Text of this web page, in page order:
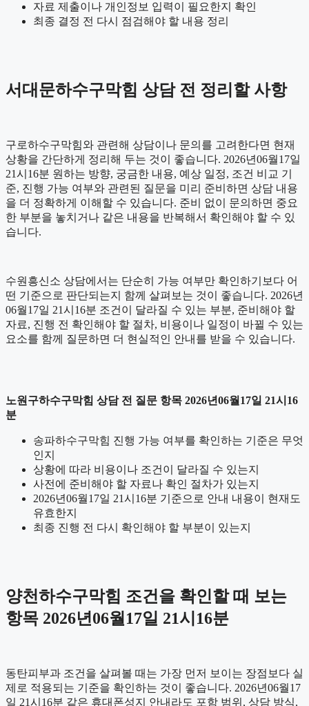
자료 제출이나 개인정보 입력이 필요한지 확인
최종 결정 전 다시 점검해야 할 내용 정리
서대문하수구막힘 상담 전 정리할 사항
구로하수구막힘와 관련해 상담이나 문의를 고려한다면 현재
상황을 간단하게 정리해 두는 것이 좋습니다. 2026년06월17일
21시16분 원하는 방향, 궁금한 내용, 예상 일정, 조건 비교 기
준, 진행 가능 여부와 관련된 질문을 미리 준비하면 상담 내용
을 더 정확하게 이해할 수 있습니다. 준비 없이 문의하면 중요
한 부분을 놓치거나 같은 내용을 반복해서 확인해야 할 수 있
습니다.
수원흥신소 상담에서는 단순히 가능 여부만 확인하기보다 어
떤 기준으로 판단되는지 함께 살펴보는 것이 좋습니다. 2026년
06월17일 21시16분 조건이 달라질 수 있는 부분, 준비해야 할
자료, 진행 전 확인해야 할 절차, 비용이나 일정이 바뀔 수 있는
요소를 함께 질문하면 더 현실적인 안내를 받을 수 있습니다.
노원구하수구막힘 상담 전 질문 항목 2026년06월17일 21시16
분
송파하수구막힘 진행 가능 여부를 확인하는 기준은 무엇
인지
상황에 따라 비용이나 조건이 달라질 수 있는지
사전에 준비해야 할 자료나 확인 절차가 있는지
2026년06월17일 21시16분 기준으로 안내 내용이 현재도
유효한지
최종 진행 전 다시 확인해야 할 부분이 있는지
양천하수구막힘 조건을 확인할 때 보는
항목 2026년06월17일 21시16분
동탄피부과 조건을 살펴볼 때는 가장 먼저 보이는 장점보다 실
제로 적용되는 기준을 확인하는 것이 좋습니다. 2026년06월17
일 21시16분 같은 휴대폰성지 안내라도 포함 범위, 상담 방식,